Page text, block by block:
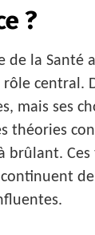
?
la Santé
central.
mais ses
théories
brûlant.